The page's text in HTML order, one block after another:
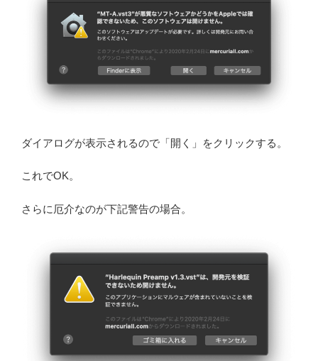
ダイアログが表示されるので「開く」をクリックする。
これでOK。
さらに厄介なのが下記警告の場合。